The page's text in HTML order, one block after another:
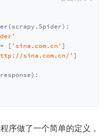
(scrapy.Spider):
[
'sina.com.cn' ]
sina.com.cn/' ]
):
序做了一个简单的定义，